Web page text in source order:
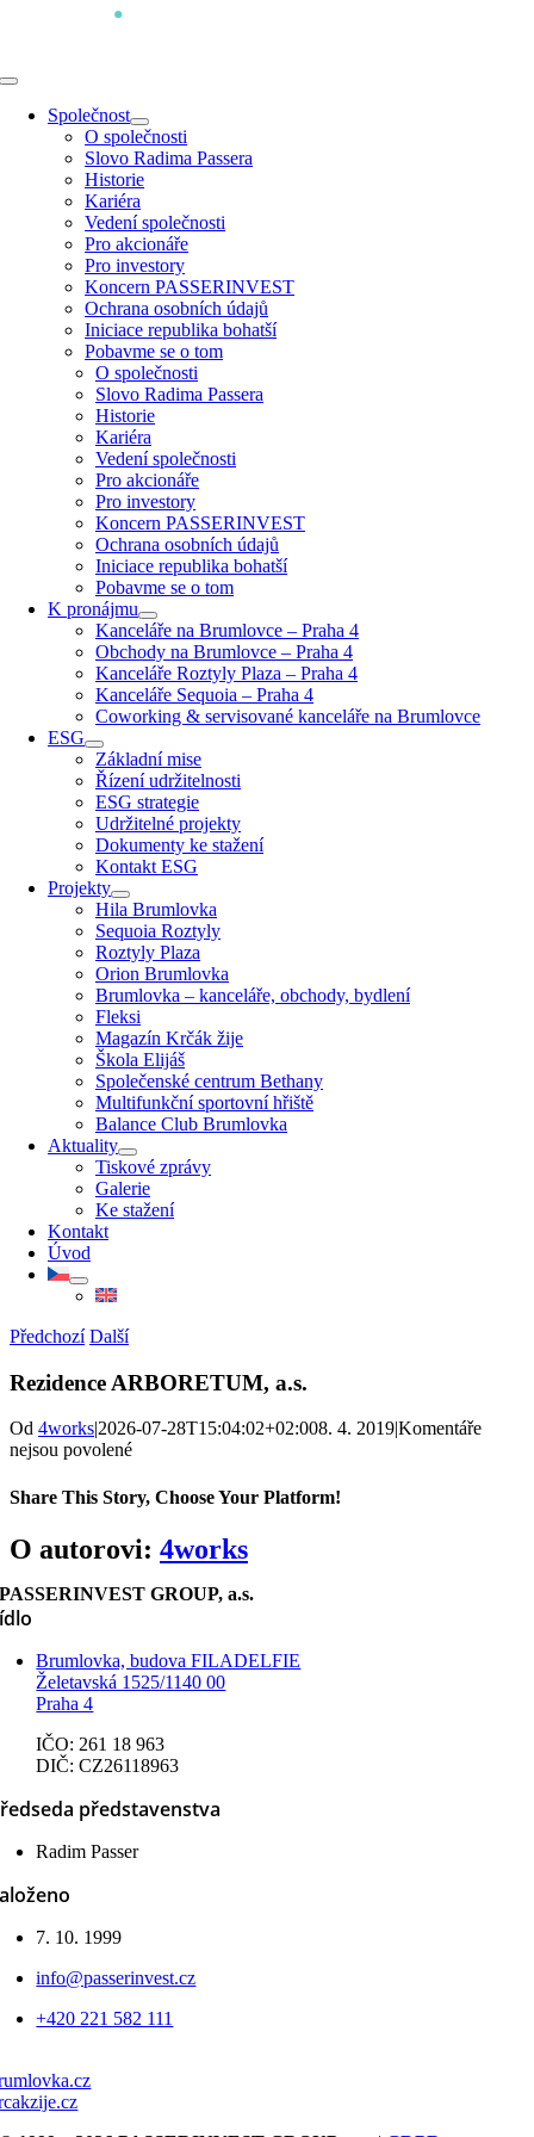
Toggle
NavigationSpolečnost
O společnosti
Slovo Radima Passera
Historie
Kariéra
Vedení společnosti
Pro akcionáře
Pro investory
Koncern PASSERINVEST
Ochrana osobních údajů
Iniciace republika bohatší
Pobavme se o tom
O společnosti
Slovo Radima Passera
Historie
Kariéra
Vedení společnosti
Pro akcionáře
Pro investory
Koncern PASSERINVEST
Ochrana osobních údajů
Iniciace republika bohatší
Pobavme se o tom
K pronájmu
Kanceláře na Brumlovce – Praha 4
Obchody na Brumlovce – Praha 4
Kanceláře Roztyly Plaza – Praha 4
Kanceláře Sequoia – Praha 4
Coworking & servisované kanceláře na Brumlovce
ESG
Základní mise
Řízení udržitelnosti
ESG strategie
Udržitelné projekty
Dokumenty ke stažení
Kontakt ESG
Projekty
Hila Brumlovka
Sequoia Roztyly
Roztyly Plaza
Orion Brumlovka
Brumlovka – kanceláře, obchody, bydlení
Fleksi
Magazín Krčák žije
Škola Elijáš
Společenské centrum Bethany
Multifunkční sportovní hřiště
Balance Club Brumlovka
Aktuality
Tiskové zprávy
Galerie
Ke stažení
Kontakt
Úvod
Předchozí Další
Rezidence ARBORETUM, a.s.
Od 4works|2026-07-28T15:04:02+02:008. 4. 2019|Komentáře
nejsou povolenéu
s
názvem
Rezidence
ARBORETUM,
Share This Story, Choose Your Platform!
Facebook
X
Reddit
LinkedIn
WhatsApp
Telegram
Tumblr
Pinterest
Vk
Xing
E-
mail
O autorovi: 4works
PASSERINVEST GROUP, a.s.
Brumlovka, budova FILADELFIE
Želetavská 1525/1140 00
Praha 4
IČO: 261 18 963
DIČ: CZ26118963
představenstva
Radim Passer
7. 10. 1999
info@passerinvest.cz
+420 221 582 111